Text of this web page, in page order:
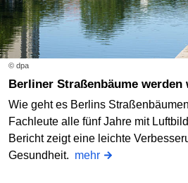
© dpa
Berliner Straßenbäume
Wie geht es Berlins
Fachleute alle fünf Jahre mit
Bericht zeigt eine leichte
Gesundheit. mehr